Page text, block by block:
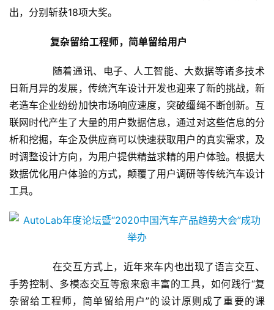
出，分别斩获18项大奖。
复杂留给工程师，简单留给用户
随着通讯、电子、人工智能、大数据等诸多技术
日新月异的发展，传统汽车设计开发也迎来了新的挑战，新
老造车企业纷纷加快市场响应速度，突破缰绳不断创新。互
联网时代产生了大量的用户数据信息，通过对这些信息的分
析和挖掘，车企及供应商可以快速获取用户的真实需求，及
时调整设计方向，为用户提供精益求精的用户体验。根据大
数据优化用户体验的方式，颠覆了用户调研等传统汽车设计
工具。
在交互方式上，近年来车内也出现了语言交互、
手势控制、多模态交互等愈来愈丰富的工具，如何践行“复
杂留给工程师，简单留给用户”的设计原则成了重要的课